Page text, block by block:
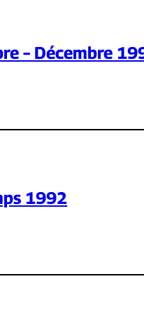
– Décembre
1992